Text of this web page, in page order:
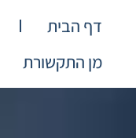
דף הבית
מן התקשורת